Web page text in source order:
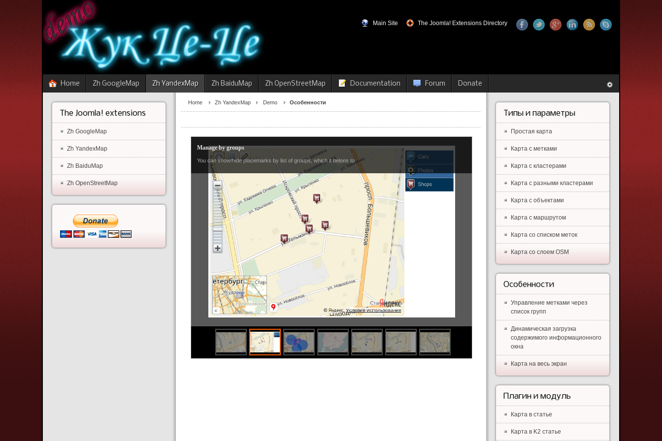
Main Site The Joomla! Extensions Directory
Home Zh GoogleMap Zh YandexMap Zh BaiduMap Zh OpenStreetMap Documentation Forum Donate
Home Zh YandexMap Demo Особенности
Manage by groups
You can show/hide placemarks by list of groups, which it belons to
The Joomla! extensions
Zh GoogleMap
Zh YandexMap
Zh BaiduMap
Zh OpenStreetMap
Типы и параметры
Простая карта
Карта с метками
Карта с кластерами
Карта с разными кластерами
Карта с объектами
Карта с маршрутом
Карта со списком меток
Карта со слоем OSM
Особенности
Управление метками через
список групп
Динамическая загрузка
содержимого информационного
окна
Карта на весь экран
Плагин и модуль
Карта в статье
Карта в K2 статье